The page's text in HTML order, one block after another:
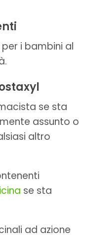
i bambini al
se sta
assunto o
altro
se sta
ad azione